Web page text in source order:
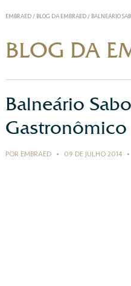
EMBRAED / BLOG DA EMBRAED / BALNEÁRIO
BLOG DA
Balneário
Gastronômico
POR EMBRAED • 09 DE JULHO 2014 •